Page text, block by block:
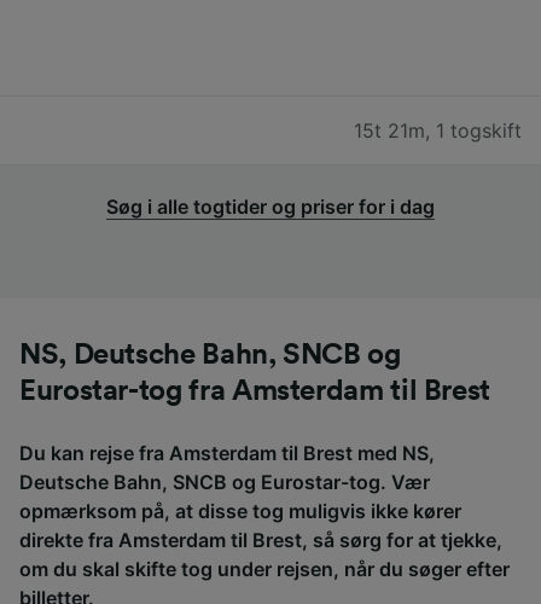
15t 21m, 1 togskift
Søg i alle togtider og priser for i dag
NS, Deutsche Bahn, SNCB og
Eurostar-tog fra Amsterdam til Brest
Du kan rejse fra Amsterdam til Brest med NS,
Deutsche Bahn, SNCB og Eurostar-tog. Vær
opmærksom på, at disse tog muligvis ikke kører
direkte fra Amsterdam til Brest, så sørg for at tjekke,
om du skal skifte tog under rejsen, når du søger efter
billetter.